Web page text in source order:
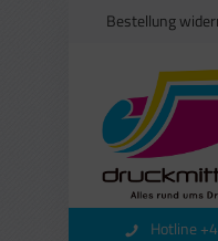
Bestellung
Hotline